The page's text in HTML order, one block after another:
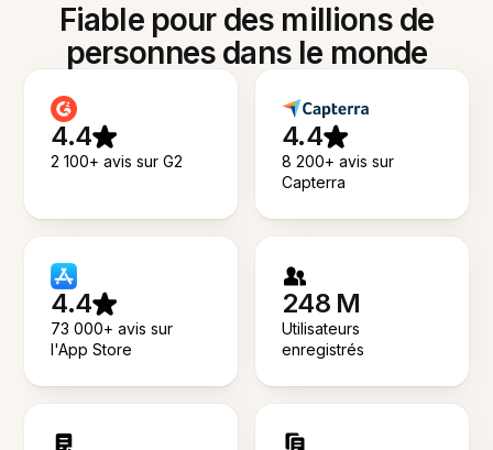
Fiable pour des millions de
personnes dans le monde
4.4
2 100+ avis sur G2
4.4
8 200+ avis sur
Capterra
4.4
73 000+ avis sur
l'App Store
248 M
Utilisateurs
enregistrés